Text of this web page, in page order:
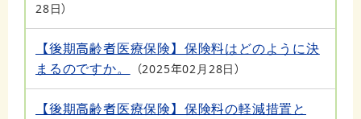
28日
【後期高齢者医療保険】保険料はどのように決
まるのですか。
2025年02月28日
【後期高齢者医療保険】保険料の軽減措置と